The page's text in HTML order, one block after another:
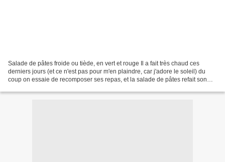
Salade de pâtes froide ou tiède, en vert et rouge Il a fait très chaud ces
derniers jours (et ce n'est pas pour m'en plaindre, car j'adore le soleil) du
coup on essaie de recomposer ses repas, et la salade de pâtes refait son